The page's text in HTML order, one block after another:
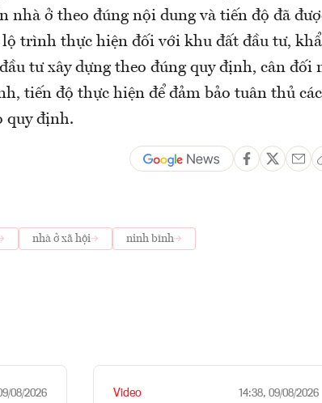
nhà ở theo đúng nội dung và tiến độ đã
lộ trình thực hiện đối với khu đất đầu tư,
tư xây dựng theo đúng quy định, cân đối
tiến độ thực hiện để đảm bảo tuân thủ
quy định.
nhà ở xã hội ninh bình
08/2026 Video 14:38, 09/08/2026